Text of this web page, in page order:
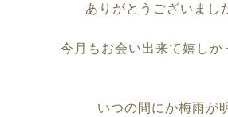
ありがとうございまし
今月もお会い出来て嬉しか
いつの間にか梅雨が